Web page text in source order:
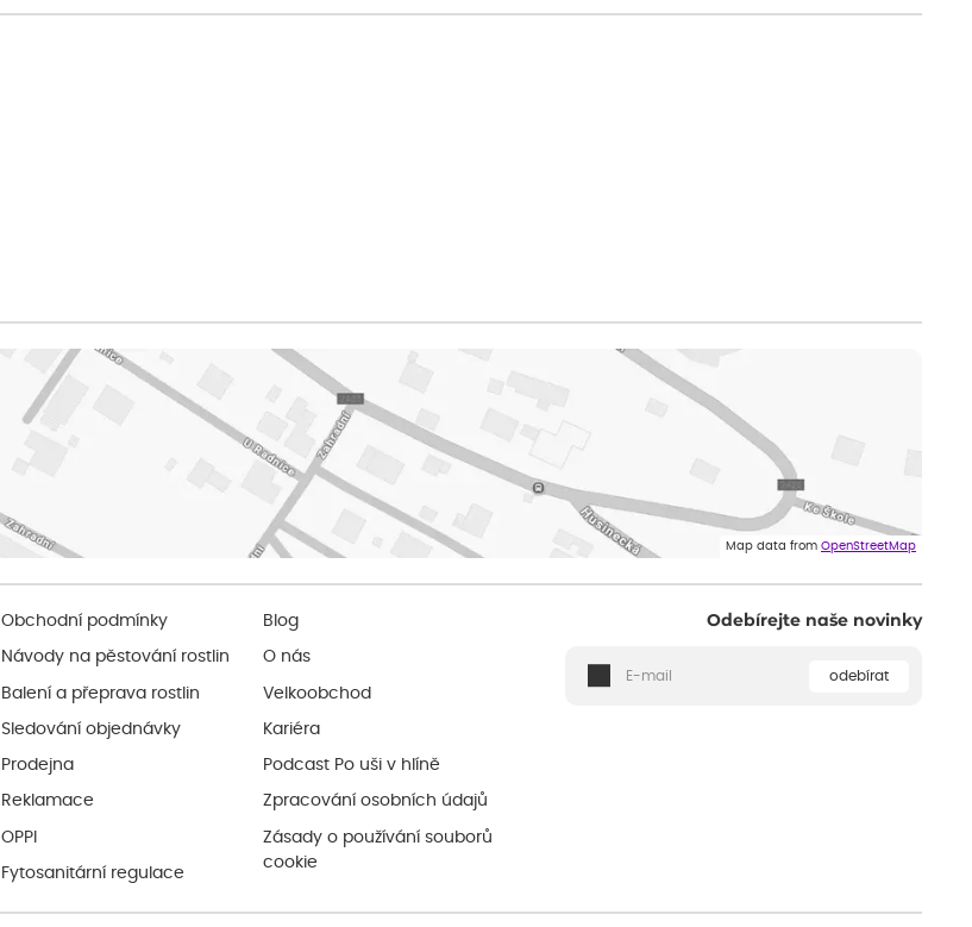
Map data from OpenStreetMap
Obchodní podmínky
Návody na pěstování rostlin
Balení a přeprava rostlin
Sledování objednávky
Prodejna
Reklamace
OPPI
Fytosanitární regulace
Blog
O nás
Velkoobchod
Kariéra
Podcast Po uši v hlíně
Zpracování osobních údajů
Zásady o používání souborů
cookie
Odebírejte naše novinky
odebírat